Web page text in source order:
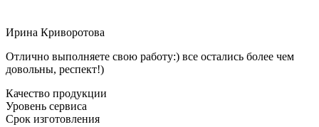
Ирина Криворотова
Отлично выполняете свою работу:) все остались более чем
довольны, респект!)
Качество продукции
Уровень сервиса
Срок изготовления